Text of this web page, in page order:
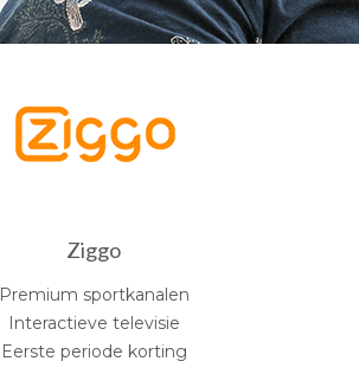
Ziggo
Premium sportkanalen
Interactieve televisie
Eerste periode korting